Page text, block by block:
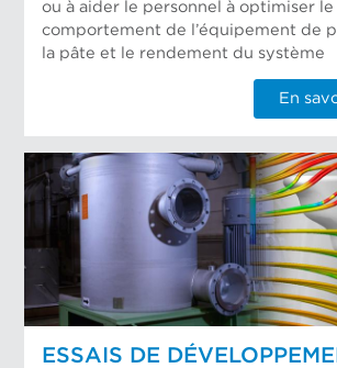
ou à aider le personnel à optimiser le
comportement de l’équipement de
la pâte et le rendement du système
En
ESSAIS DE